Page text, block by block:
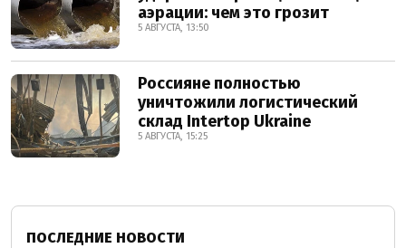
аэрации: чем это грозит
5 АВГУСТА, 13:50
Россияне полностью
уничтожили логистический
склад Intertop Ukraine
5 АВГУСТА, 15:25
ПОСЛЕДНИЕ НОВОСТИ